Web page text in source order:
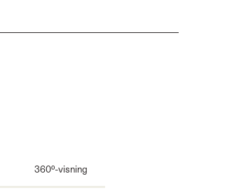
360º-visning